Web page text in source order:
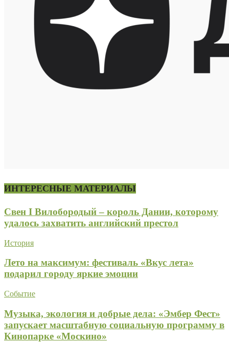
ИНТЕРЕСНЫЕ МАТЕРИАЛЫ
Свен I Вилобородый – король Дании, которому
удалось захватить английский престол
История
Лето на максимум: фестиваль «Вкус лета»
подарил городу яркие эмоции
Событие
Музыка, экология и добрые дела: «Эмбер Фест»
запускает масштабную социальную программу в
Кинопарке «Москино»